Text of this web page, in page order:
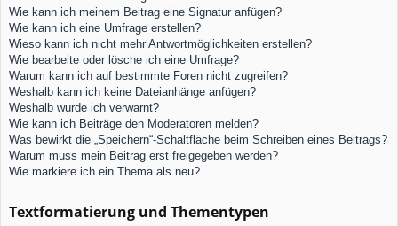
Wie kann ich meinem Beitrag eine Signatur anfügen?
Wie kann ich eine Umfrage erstellen?
Wieso kann ich nicht mehr Antwortmöglichkeiten erstellen?
Wie bearbeite oder lösche ich eine Umfrage?
Warum kann ich auf bestimmte Foren nicht zugreifen?
Weshalb kann ich keine Dateianhänge anfügen?
Weshalb wurde ich verwarnt?
Wie kann ich Beiträge den Moderatoren melden?
Was bewirkt die „Speichern“-Schaltfläche beim Schreiben eines Beitrags?
Warum muss mein Beitrag erst freigegeben werden?
Wie markiere ich ein Thema als neu?
Textformatierung und Thementypen